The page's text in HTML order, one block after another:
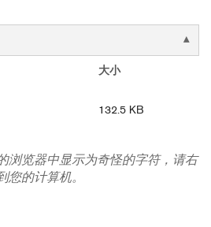
大小
132.5 KB
浏览器中显示为奇怪的字符，请右
您的计算机。